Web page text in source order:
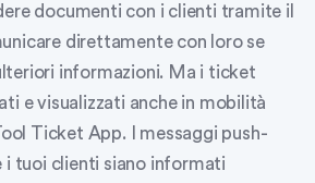
documenti con i clienti tramite il
direttamente con loro se
informazioni. Ma i ticket
e visualizzati anche in mobilità
Ticket App. I messaggi push-
i tuoi clienti siano informati